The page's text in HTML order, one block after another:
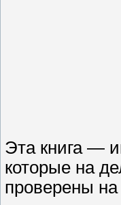
Эта книга —
которые на
проверены на